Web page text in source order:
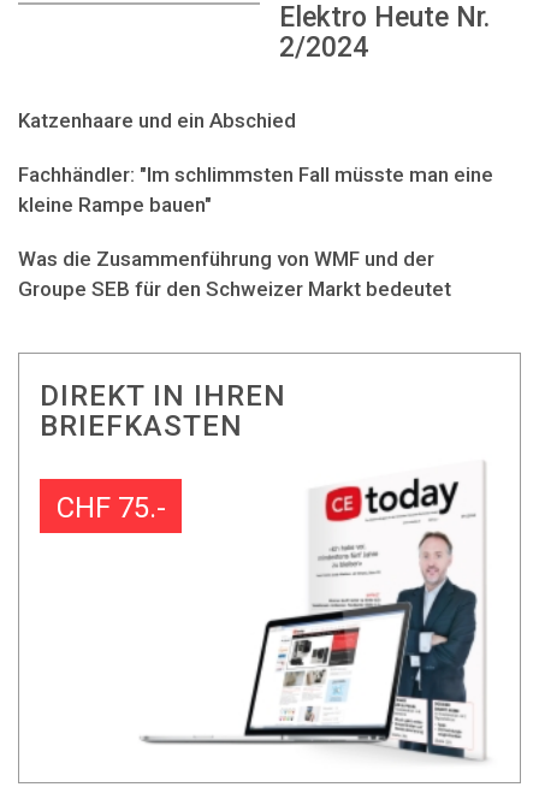
Elektro Heute Nr.
2/2024
Katzenhaare und ein Abschied
Fachhändler: "Im schlimmsten Fall müsste man eine
kleine Rampe bauen"
Was die Zusammenführung von WMF und der
Groupe SEB für den Schweizer Markt bedeutet
DIREKT IN IHREN
BRIEFKASTEN
CHF 75.-